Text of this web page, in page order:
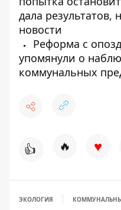
дала
новости
Реформа с
упомянули о
коммунальных
👍 🔥 ♥
ЭКОЛОГИЯ